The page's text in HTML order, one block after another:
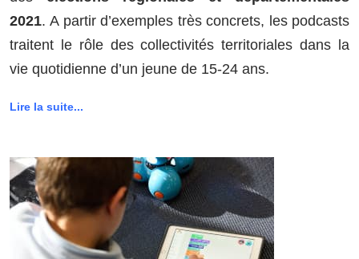
2021. A partir d’exemples très concrets, les podcasts
traitent le rôle des collectivités territoriales dans la
vie quotidienne d’un jeune de 15-24 ans.
Lire la suite...